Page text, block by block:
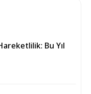
Bu Yıl